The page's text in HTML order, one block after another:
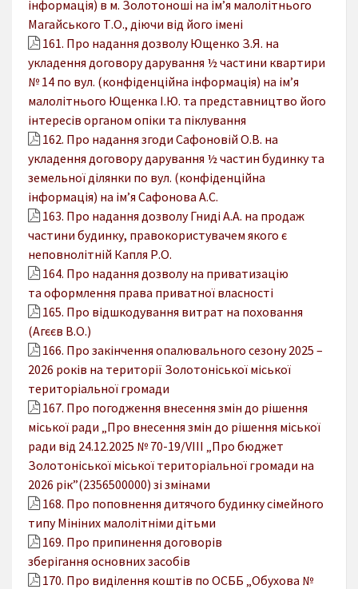
інформація) в м. Золотоноші на ім’я малолітнього
Магайського Т.О., діючи від його імені
161. Про надання дозволу Ющенко З.Я. на
укладення договору дарування ½ частини квартири
№ 14 по вул. (конфіденційна інформація) на ім’я
малолітнього Ющенка І.Ю. та представництво його
інтересів органом опіки та піклування
162. Про надання згоди Сафоновій О.В. на
укладення договору дарування ½ частин будинку та
земельної ділянки по вул. (конфіденційна
інформація) на ім’я Сафонова А.С.
163. Про надання дозволу Гниді А.А. на продаж
частини будинку, правокористувачем якого є
неповнолітній Капля Р.О.
164. Про надання дозволу на приватизацію
та оформлення права приватної власності
165. Про відшкодування витрат на поховання
(Агєєв В.О.)
166. Про закінчення опалювального сезону 2025 –
2026 років на території Золотоніської міської
територіальної громади
167. Про погодження внесення змін до рішення
міської ради „Про внесення змін до рішення міської
ради від 24.12.2025 № 70-19/VIІІ „Про бюджет
Золотоніської міської територіальної громади на
2026 рік”(2356500000) зі змінами
168. Про поповнення дитячого будинку сімейного
типу Мініних малолітніми дітьми
169. Про припинення договорів
зберігання основних засобів
170. Про виділення коштів по ОСББ „Обухова №